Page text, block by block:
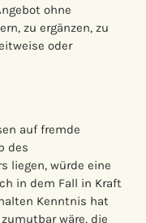
ohne
zu ergänzen, zu
oder
auf fremde
des
liegen, würde eine
in dem Fall in Kraft
Kenntnis hat
wäre, die